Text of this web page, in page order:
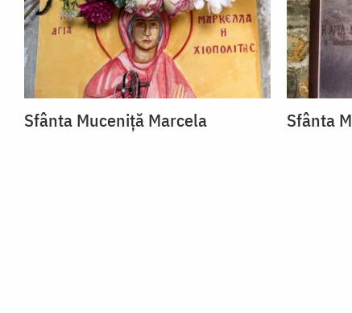
Sfânta Muceniță Marcela Sfânta